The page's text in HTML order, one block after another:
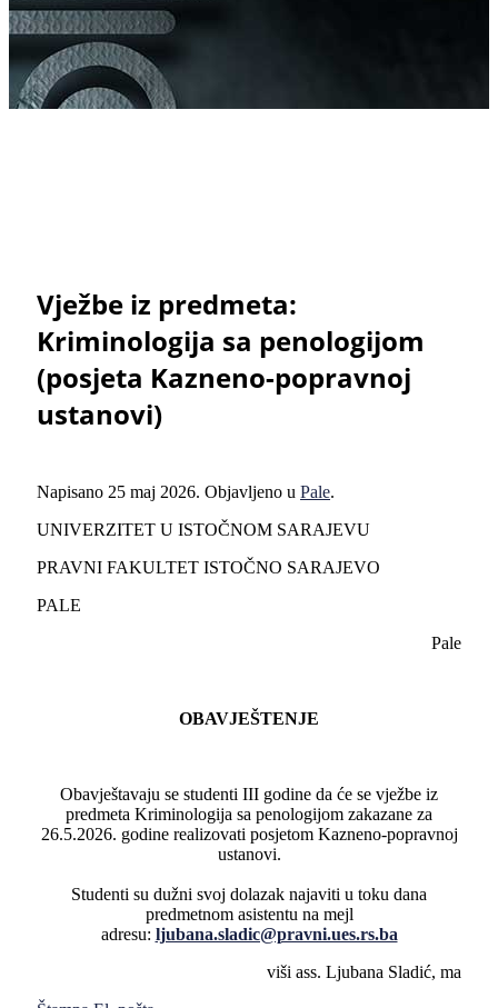
Vježbe iz predmeta:
Kriminologija sa penologijom
(posjeta Kazneno-popravnoj
ustanovi)
Napisano 25 maj 2026. Objavljeno u Pale.
UNIVERZITET U ISTOČNOM SARAJEVU
PRAVNI FAKULTET ISTOČNO SARAJEVO
PALE
Pale
OBAVJEŠTENJE
Obavještavaju se studenti III godine da će se vježbe iz
predmeta Kriminologija sa penologijom zakazane za
26.5.2026. godine realizovati posjetom Kazneno-popravnoj
ustanovi.
Studenti su dužni svoj dolazak najaviti u toku dana
predmetnom asistentu na mejl
adresu: ljubana.sladic@pravni.ues.rs.ba
viši ass. Ljubana Sladić, ma